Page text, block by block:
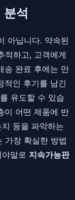
석
아닙니다. 약속된
적하고, 고객에게
송 완료 후에는 만
적인 후기를 남긴
유도할 수 있습
이 어떤 제품에 반
등을 파악하는
가장 확실한 방법
말로 지속가능판